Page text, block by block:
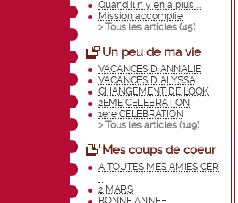
Quand il n y en a plus ...
Mission accomplie
> Tous les articles (45)
Un peu de ma vie
VACANCES D ANNALIE
VACANCES D ALYSSA
CHANGEMENT DE LOOK
2EME CELEBRATION
1ere CELEBRATION
> Tous les articles (149)
Mes coups de coeur
A TOUTES MES AMIES CER
...
2 MARS
BONNE ANNEE